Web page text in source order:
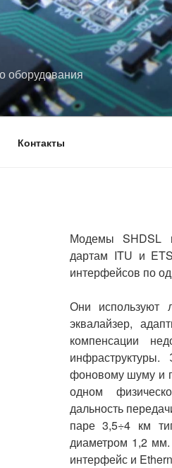
оборудования
Контакты
Модемы SHDSL
дартам ITU и
интерфейсов по
Они используют
эквалайзер,
компенсации
фоновому шуму и
одном
дальность
паре 3,5÷4 км
диаметром 1,2
интерфейс и